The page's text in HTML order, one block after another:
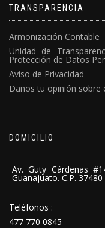
TRANSPARENCIA
Armonización Contable
Unidad de
Protección de Datos
Aviso de Privacidad
Danos tu opinión sobre
DOMICILIO
Av. Guty Cárdenas
Guanajuato. C.P. 37480
Teléfonos :
477 770 0845